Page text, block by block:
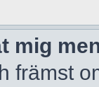
mig
främst